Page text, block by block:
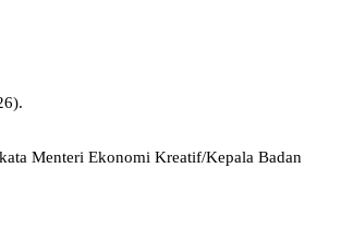
Menteri Ekonomi Kreatif/Kepala Badan